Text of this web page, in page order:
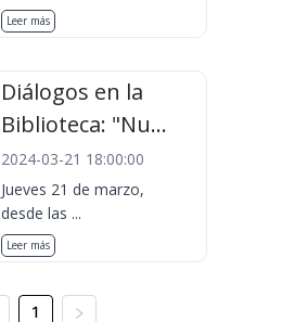
Leer más
Diálogos en la
Biblioteca: "Nu...
2024-03-21 18:00:00
Jueves 21 de marzo,
desde las ...
Leer más
1